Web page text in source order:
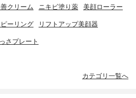
クリーム ニキビ塗り薬 美顔ローラー
ーリング リフトアップ美顔器
さプレート
カテゴリ一覧へ